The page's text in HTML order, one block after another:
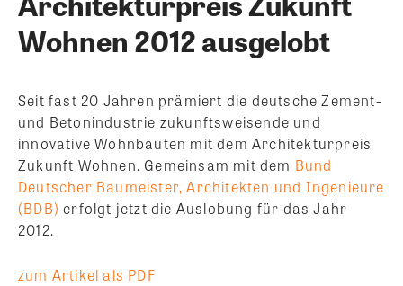
Wohnen 2012 ausgelobt
Seit fast 20 Jahren prämiert die deutsche Zement-
und Betonindustrie zukunftsweisende und
innovative Wohnbauten mit dem Architekturpreis
Zukunft Wohnen. Gemeinsam mit dem Bund
Deutscher Baumeister, Architekten und Ingenieure
(BDB) erfolgt jetzt die Auslobung für das Jahr
2012.
zum Artikel als PDF